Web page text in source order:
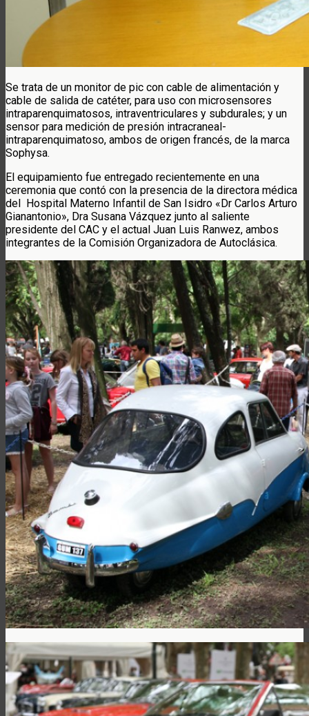
Se trata de un monitor de pic con cable de alimentación y
cable de salida de catéter, para uso con microsensores
intraparenquimatosos, intraventriculares y subdurales; y un
sensor para medición de presión intracraneal-
intraparenquimatoso, ambos de origen francés, de la marca
Sophysa.
El equipamiento fue entregado recientemente en una
ceremonia que contó con la presencia de la directora médica
del Hospital Materno Infantil de San Isidro «Dr Carlos Arturo
Gianantonio», Dra Susana Vázquez junto al saliente
presidente del CAC y el actual Juan Luis Ranwez, ambos
integrantes de la Comisión Organizadora de Autoclásica.